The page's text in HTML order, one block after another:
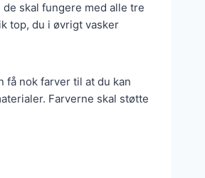
skal fungere med alle tre
top, du i øvrigt vasker
få nok farver til at du kan
Farverne skal støtte